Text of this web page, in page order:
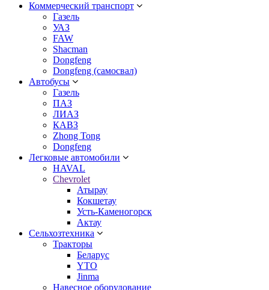
Коммерческий транспорт
Газель
УАЗ
FAW
Shacman
Dongfeng
Dongfeng (самосвал)
Автобусы
Газель
ПАЗ
ЛИАЗ
КАВЗ
Zhong Tong
Dongfeng
Легковые автомобили
HAVAL
Chevrolet
Атырау
Кокшетау
Усть-Каменогорск
Актау
Сельхозтехника
Тракторы
Беларус
YTO
Jinma
Навесное оборудование